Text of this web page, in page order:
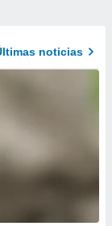
noticias